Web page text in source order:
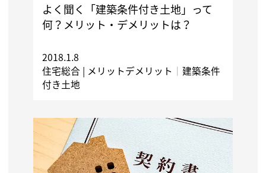
よく聞く「建築条件付き土地」って
何？メリット・デメリットは？
2018.1.8
住宅総合 | メリットデメリット ｜ 建築条件
付き土地